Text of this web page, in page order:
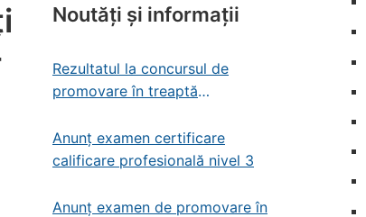
Noutăți și informații
Rezultatul la concursul de
promovare în treaptă
patrimoniu
Anunț examen certificare
calificare profesională nivel 3
Anunț examen de promovare în